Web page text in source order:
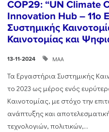
COP29: “UN Climate
Innovation Hub – 11ο
Συστημικής
Καινοτομίας και
13-11-2024 ΜΑΑ
Τα Εργαστήρια Συστημικής
το 2023 ως μέρος ενός
Καινοτομίας, με στόχο την
ανάπτυξης και
τεχνολογιών, πολιτικών,...